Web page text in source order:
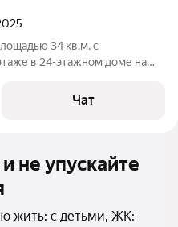
34 кв.м. с
в 24-этажном доме на
Чат
не упускайте
жить: с детьми, ЖК: